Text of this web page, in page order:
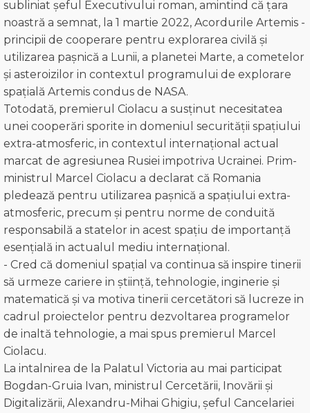
subliniat șeful Executivului roman, amintind că țara
noastră a semnat, la 1 martie 2022, Acordurile Artemis -
principii de cooperare pentru explorarea civilă și
utilizarea pașnică a Lunii, a planetei Marte, a cometelor
și asteroizilor in contextul programului de explorare
spațială Artemis condus de NASA.
Totodată, premierul Ciolacu a susținut necesitatea
unei cooperări sporite in domeniul securității spațiului
extra-atmosferic, in contextul internațional actual
marcat de agresiunea Rusiei impotriva Ucrainei. Prim-
ministrul Marcel Ciolacu a declarat că Romania
pledează pentru utilizarea pașnică a spațiului extra-
atmosferic, precum și pentru norme de conduită
responsabilă a statelor in acest spațiu de importanță
esențială in actualul mediu internațional.
- Cred că domeniul spațial va continua să inspire tinerii
să urmeze cariere in știință, tehnologie, inginerie și
matematică și va motiva tinerii cercetători să lucreze in
cadrul proiectelor pentru dezvoltarea programelor
de inaltă tehnologie, a mai spus premierul Marcel
Ciolacu.
La intalnirea de la Palatul Victoria au mai participat
Bogdan-Gruia Ivan, ministrul Cercetării, Inovării și
Digitalizării, Alexandru-Mihai Ghigiu, șeful Cancelariei